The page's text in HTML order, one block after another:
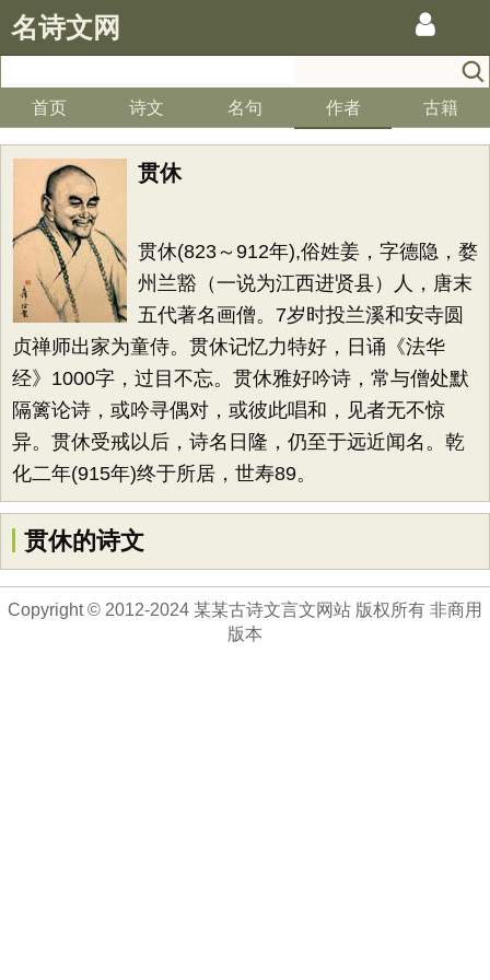
名诗文网
首页 诗文 名句 作者 古籍
贯休
贯休(823～912年),俗姓姜，字德隐，婺
州兰豁（一说为江西进贤县）人，唐末
五代著名画僧。7岁时投兰溪和安寺圆
贞禅师出家为童侍。贯休记忆力特好，日诵《法华
经》1000字，过目不忘。贯休雅好吟诗，常与僧处默
隔篱论诗，或吟寻偶对，或彼此唱和，见者无不惊
异。贯休受戒以后，诗名日隆，仍至于远近闻名。乾
化二年(915年)终于所居，世寿89。
贯休的诗文
Copyright © 2012-2024 某某古诗文言文网站 版权所有 非商用
版本